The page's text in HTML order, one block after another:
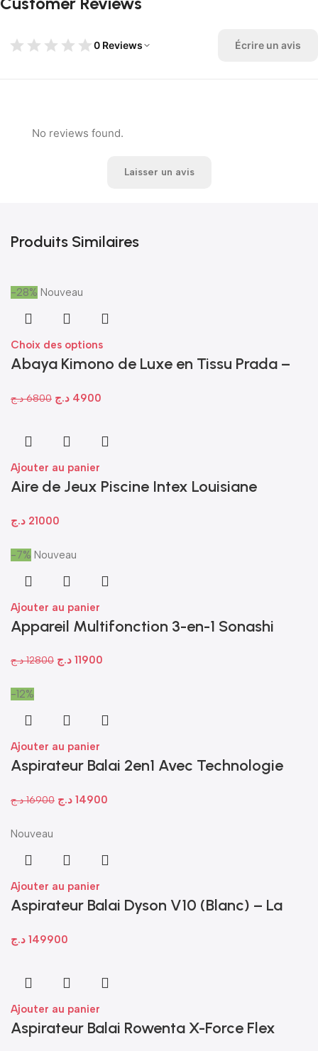
0 Reviews Écrire un avis
No reviews found.
Laisser un avis
Produits Similaires
-28% Nouveau
Choix des options
Abaya Kimono de Luxe en Tissu Prada –
6800 د.ج 4900 د.ج
Ajouter au panier
Aire de Jeux Piscine Intex Louisiane
21000 د.ج
-7% Nouveau
Ajouter au panier
Appareil Multifonction 3-en-1 Sonashi
Nutty 1400W
12800 د.ج 11900 د.ج
-12%
Ajouter au panier
Aspirateur Balai 2en1 Avec Technologie
BS 1948 CB N
16900 د.ج 14900 د.ج
Nouveau
Ajouter au panier
Aspirateur Balai Dyson V10 (Blanc) – La
149900 د.ج
Ajouter au panier
Aspirateur Balai Rowenta X-Force Flex